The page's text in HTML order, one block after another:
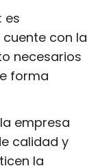
es
con la
necesarios
forma
empresa
calidad y
la